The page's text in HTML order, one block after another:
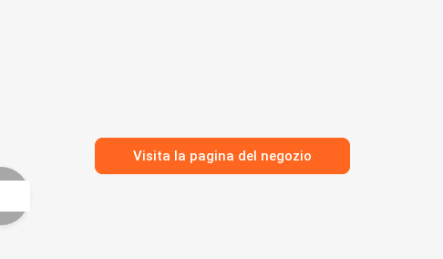
Visita la pagina del negozio